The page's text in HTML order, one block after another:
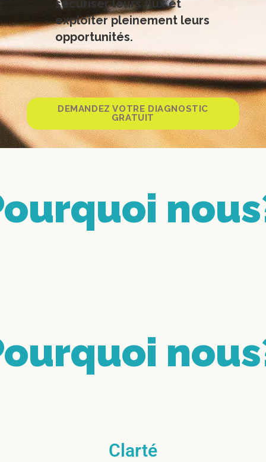
sécuriser leurs flux et
exploiter pleinement leurs
opportunités.
DEMANDEZ VOTRE DIAGNOSTIC
GRATUIT
Clarté